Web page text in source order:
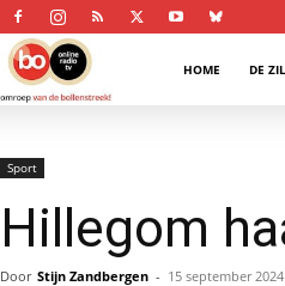
Bollenstreek
HOME DE
Sport
Hillegom
Door Stijn Zandbergen - 15 september 2024